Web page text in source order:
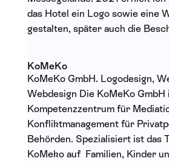
das Hotel ein Logo sowie eine
gestalten, später auch die
KoMeKo
KoMeKo GmbH. Logodesign,
Webdesign Die KoMeKo GmbH
Kompetenzzentrum für
Konfliktmanagement für
Behörden. Spezialisiert ist das
KoMeko auf Familien, Kinder